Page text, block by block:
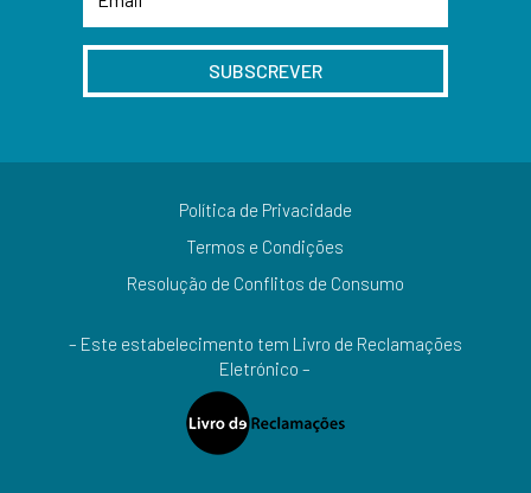
SUBSCREVER
Política de Privacidade
Termos e Condições
Resolução de Conflitos de Consumo
– Este estabelecimento tem Livro de Reclamações
Eletrónico –